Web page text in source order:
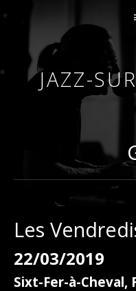
JAZZ-
COURS DE PIANO
Les
22/03/2019
Sixt-Fer-à-Cheval,